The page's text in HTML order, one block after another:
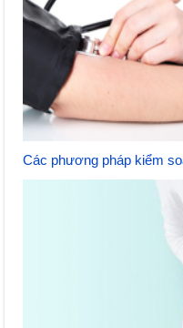
Các phương pháp kiểm